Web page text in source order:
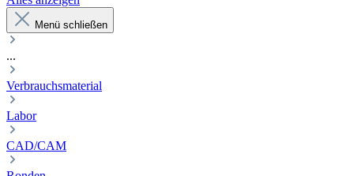
Menü schließen
...
Verbrauchsmaterial
Labor
CAD/CAM